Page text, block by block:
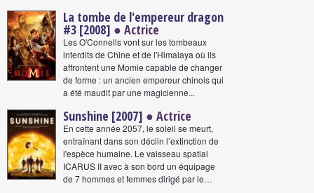
La tombe de l'empereur dragon
#3 [2008] ● Actrice
Les O'Connells vont sur les tombeaux
interdits de Chine et de l'Himalaya où ils
affrontent une Momie capable de changer
de forme : un ancien empereur chinois qui
a été maudit par une magicienne...
Sunshine [2007] ● Actrice
En cette année 2057, le soleil se meurt,
entraînant dans son déclin l’extinction de
l'espèce humaine. Le vaisseau spatial
ICARUS II avec à son bord un équipage
de 7 hommes et femmes dirigé par le…